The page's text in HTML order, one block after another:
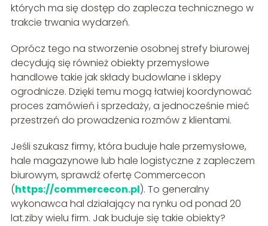
których ma się dostęp do zaplecza technicznego w
trakcie trwania wydarzeń.
Oprócz tego na stworzenie osobnej strefy biurowej
decydują się również obiekty przemysłowe
handlowe takie jak składy budowlane i sklepy
ogrodnicze. Dzięki temu mogą łatwiej koordynować
proces zamówień i sprzedaży, a jednocześnie mieć
przestrzeń do prowadzenia rozmów z klientami.
Jeśli szukasz firmy, która buduje hale przemysłowe,
hale magazynowe lub hale logistyczne z zapleczem
biurowym, sprawdź ofertę Commercecon
(https://commercecon.pl). To generalny
wykonawca hal działający na rynku od ponad 20
lat.ziby wielu firm. Jak buduje się takie obiekty?